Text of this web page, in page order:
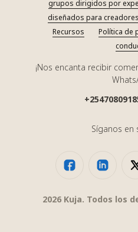
grupos dirigidos por
diseñados para
Recursos
Política de
¡Nos encanta recibir
Síganos en
2026 Kuja. Todos los